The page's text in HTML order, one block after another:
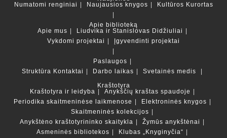
Numatomi renginiai
Naujausios knygos Kultūros Kurortas
Apie biblioteką
Apie mus
Liudvika ir Stanislovas Didžiuliai
Vykdomi projektai
Įgyvendinti projektai
Paslaugos
Struktūra Kontaktai Darbo laikas
Svetainės medis
Kraštotyra
Kraštotyra ir leidyba
Anykščių kraštas spaudoje
Periodika skaitmeninėse laikmenose
Elektroninės knygos
Skaitmeninės kolekcijos
Anykštėno kraštotyrininko skaitykla
Žymūs anykštėnai
Asmeninės bibliotekos
Klubas „Knyginyčia“